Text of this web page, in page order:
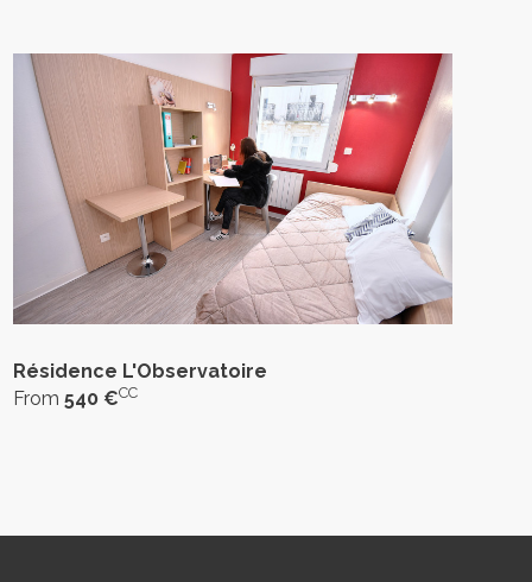
Résidence L'Observatoire
From 540 €CC